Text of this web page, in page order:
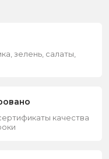
зелень, салаты,
качества